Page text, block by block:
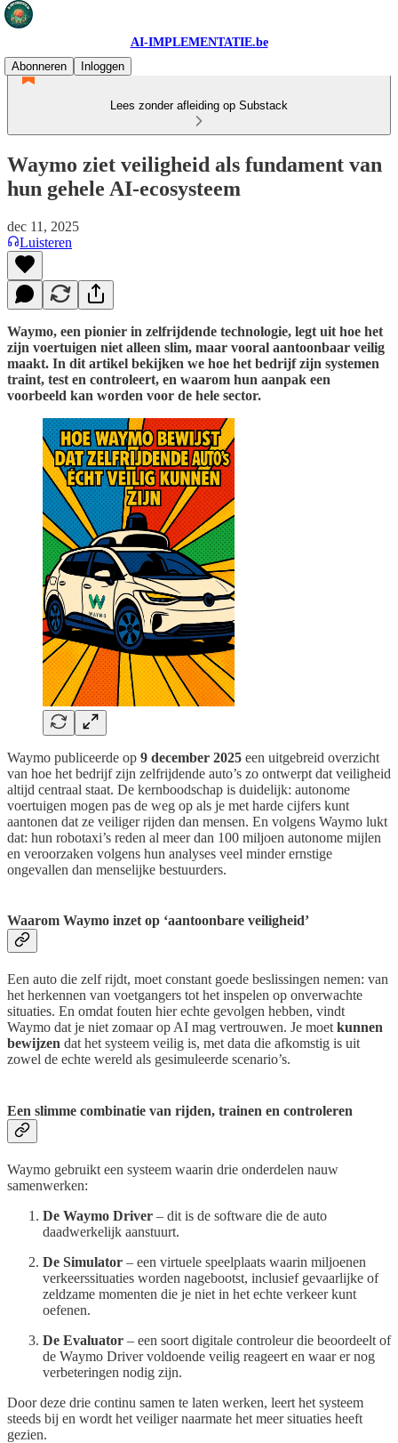
AI-IMPLEMENTATIE.be
Abonneren
Inloggen
Lees zonder afleiding op Substack
Waymo ziet veiligheid als fundament van
hun gehele AI-ecosysteem
dec 11, 2025
Luisteren
Waymo, een pionier in zelfrijdende technologie, legt uit hoe het
zijn voertuigen niet alleen slim, maar vooral aantoonbaar veilig
maakt. In dit artikel bekijken we hoe het bedrijf zijn systemen
traint, test en controleert, en waarom hun aanpak een
voorbeeld kan worden voor de hele sector.
Waymo publiceerde op 9 december 2025 een uitgebreid overzicht
van hoe het bedrijf zijn zelfrijdende auto’s zo ontwerpt dat veiligheid
altijd centraal staat. De kernboodschap is duidelijk: autonome
voertuigen mogen pas de weg op als je met harde cijfers kunt
aantonen dat ze veiliger rijden dan mensen. En volgens Waymo lukt
dat: hun robotaxi’s reden al meer dan 100 miljoen autonome mijlen
en veroorzaken volgens hun analyses veel minder ernstige
ongevallen dan menselijke bestuurders.
Waarom Waymo inzet op ‘aantoonbare veiligheid’
Een auto die zelf rijdt, moet constant goede beslissingen nemen: van
het herkennen van voetgangers tot het inspelen op onverwachte
situaties. En omdat fouten hier echte gevolgen hebben, vindt
Waymo dat je niet zomaar op AI mag vertrouwen. Je moet kunnen
bewijzen dat het systeem veilig is, met data die afkomstig is uit
zowel de echte wereld als gesimuleerde scenario’s.
Een slimme combinatie van rijden, trainen en controleren
Waymo gebruikt een systeem waarin drie onderdelen nauw
samenwerken:
De Waymo Driver – dit is de software die de auto
daadwerkelijk aanstuurt.
De Simulator – een virtuele speelplaats waarin miljoenen
verkeerssituaties worden nagebootst, inclusief gevaarlijke of
zeldzame momenten die je niet in het echte verkeer kunt
oefenen.
De Evaluator – een soort digitale controleur die beoordeelt of
de Waymo Driver voldoende veilig reageert en waar er nog
verbeteringen nodig zijn.
Door deze drie continu samen te laten werken, leert het systeem
steeds bij en wordt het veiliger naarmate het meer situaties heeft
gezien.